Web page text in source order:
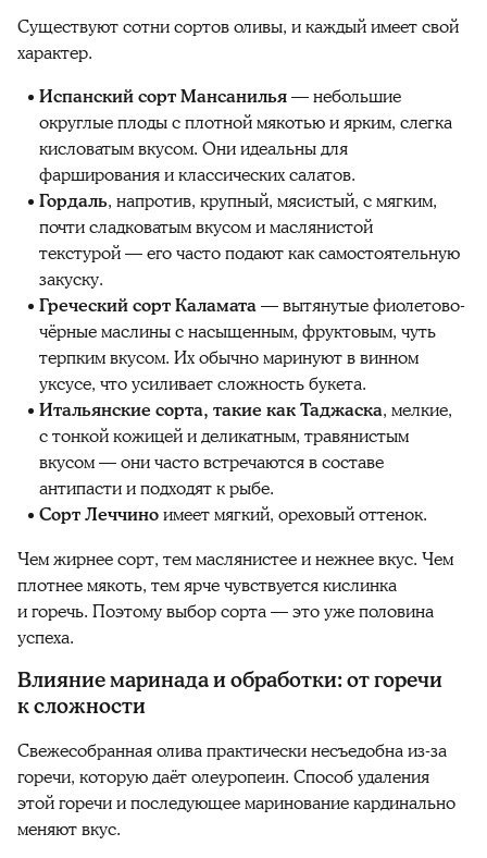
Существуют сотни сортов оливы, и каждый имеет свой
характер.
Испанский сорт Мансанилья— небольшие
округлые плоды с плотной мякотью и ярким, слегка
кисловатым вкусом. Они идеальны для
фарширования и классических салатов.
Гордаль, напротив, крупный, мясистый, с мягким,
почти сладковатым вкусом и маслянистой
текстурой — его часто подают как самостоятельную
закуску.
Греческий сорт Каламата— вытянутые фиолетово-
чёрные маслины с насыщенным, фруктовым, чуть
терпким вкусом. Их обычно маринуют в винном
уксусе, что усиливает сложность букета.
Итальянские сорта, такие как Таджаска, мелкие,
с тонкой кожицей и деликатным, травянистым
вкусом — они часто встречаются в составе
антипасти и подходят к рыбе.
Сорт Леччиноимеет мягкий, ореховый оттенок.
Чем жирнее сорт, тем маслянистее и нежнее вкус. Чем
плотнее мякоть, тем ярче чувствуется кислинка
и горечь. Поэтому выбор сорта — это уже половина
успеха.
Влияние маринада и обработки: от горечи
к сложности
Свежесобранная олива практически несъедобна из-за
горечи, которую даёт олеуропеин. Способ удаления
этой горечи и последующее маринование кардинально
меняют вкус.